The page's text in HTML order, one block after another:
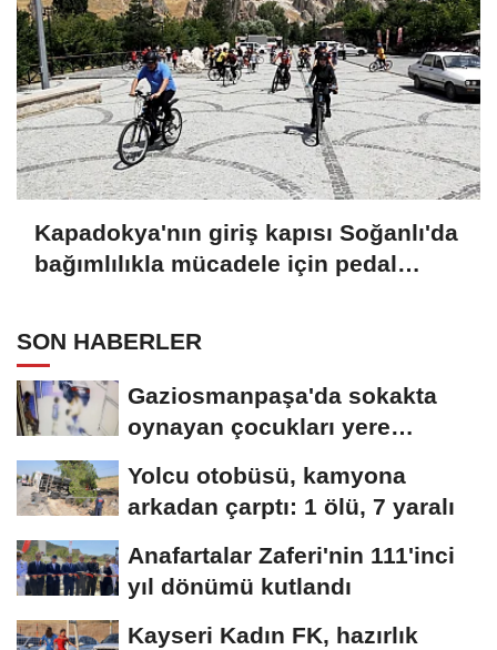
Kapadokya'nın giriş kapısı Soğanlı'da
bağımlılıkla mücadele için pedal
SON HABERLER
Gaziosmanpaşa'da sokakta
oynayan çocukları yere
Yolcu otobüsü, kamyona
arkadan çarptı: 1 ölü, 7 yaralı
Anafartalar Zaferi'nin 111'inci
yıl dönümü kutlandı
Kayseri Kadın FK, hazırlık